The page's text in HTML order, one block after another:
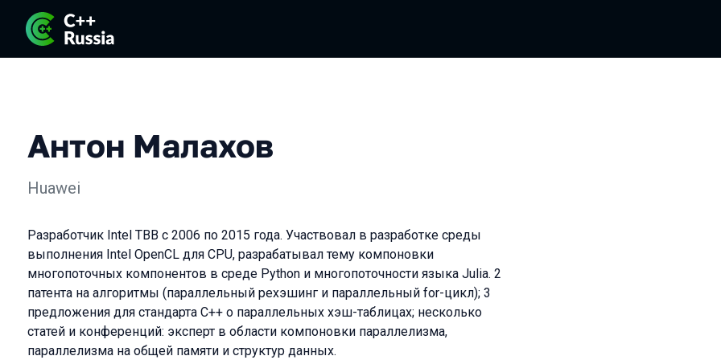
Антон Малахов
Huawei
Разработчик Intel TBB с 2006 по 2015 года. Участвовал в разработке среды
выполнения Intel OpenCL для CPU, разрабатывал тему компоновки
многопоточных компонентов в среде Python и многопоточности языка Julia. 2
патента на алгоритмы (параллельный рехэшинг и параллельный for-цикл); 3
предложения для стандарта C++ о параллельных хэш-таблицах; несколько
статей и конференций: эксперт в области компоновки параллелизма,
параллелизма на общей памяти и структур данных.